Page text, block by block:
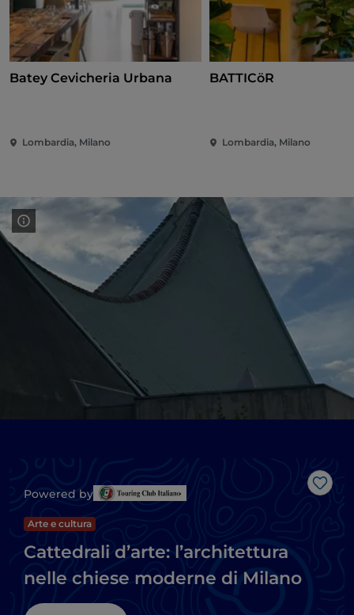
Batey Cevicheria Urbana
Lombardia, Milano
BATTICöR
Lombardia, Milano
Like
Powered by
Arte e cultura
Cattedrali d’arte: l’architettura
nelle chiese moderne di Milano